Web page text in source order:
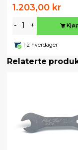
1.203,00 kr
- +
1-2 hverdager
Relaterte